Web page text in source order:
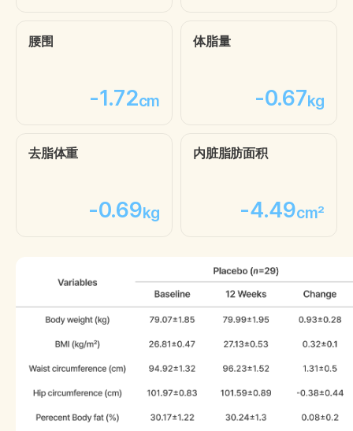
腰围
-1.72cm
体脂量
-0.67kg
去脂体重
-0.69kg
内脏脂肪面积
-4.49cm²